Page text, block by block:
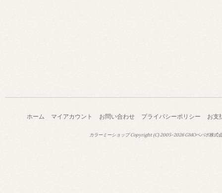
ホーム マイアカウント お問い合わせ プライバシーポリシー お支
カラーミーショップCopyright (C) 2005-2026GMOペパボ株式